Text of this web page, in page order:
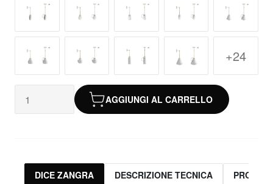
+24
AGGIUNGI AL CARRELLO
DICE ZANGRA DESCRIZIONE TECNICA